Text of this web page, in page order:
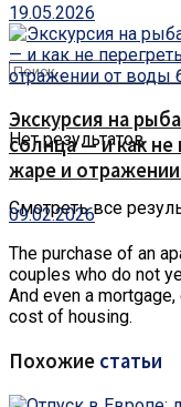
Нет результатов
Смотреть все
19.05.2026
Экскурсия на
солнца — и как не
жаре и
09.02.2026
The purchase of an
couples who do not
And even a
cost of housing.
Похожие статьи